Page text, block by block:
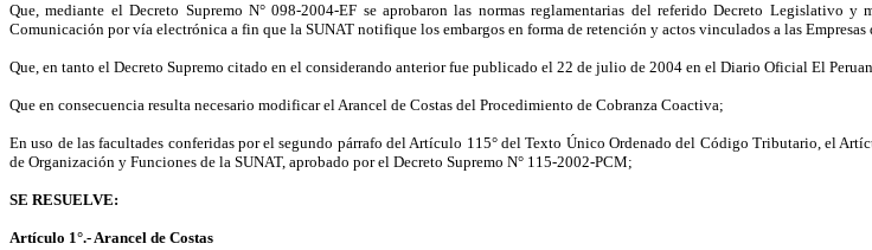
Que, mediante el Decreto Supremo N° 098-2004-EF se aprobaron las normas reglamentarias del referido Decreto Legislativo y
Comunicación por vía electrónica a fin que la SUNAT notifique los embargos en forma de retención y actos vinculados a las
Que, en tanto el Decreto Supremo citado en el considerando anterior fue publicado el 22 de julio de 2004 en el Diario Oficial El
Que en consecuencia resulta necesario modificar el Arancel de Costas del Procedimiento de Cobranza Coactiva;
En uso de las facultades conferidas por el segundo párrafo del Artículo 115° del Texto Único Ordenado del Código Tributario, el
de Organización y Funciones de la SUNAT, aprobado por el Decreto Supremo N° 115-2002-PCM;
SE RESUELVE:
Artículo 1°.- Arancel de Costas